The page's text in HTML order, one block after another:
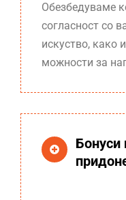
Обезбедуваме
согласност со
искуство, како
можности за
Бонуси